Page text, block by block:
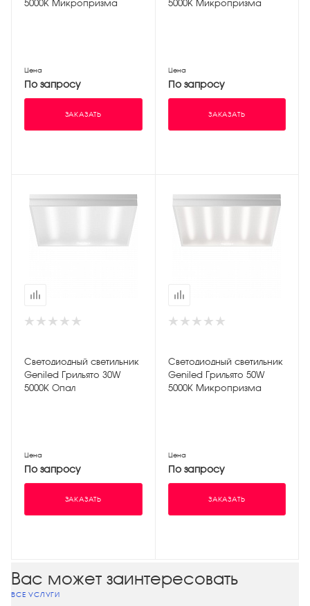
5000К Микропризма
Цена
По запросу
ЗАКАЗАТЬ
5000К Микропризма
Цена
По запросу
ЗАКАЗАТЬ
Светодиодный светильник
Geniled Грильято 30W
5000К Опал
Цена
По запросу
ЗАКАЗАТЬ
Светодиодный светильник
Geniled Грильято 50W
5000К Микропризма
Цена
По запросу
ЗАКАЗАТЬ
Вас может заинтересовать
ВСЕ УСЛУГИ